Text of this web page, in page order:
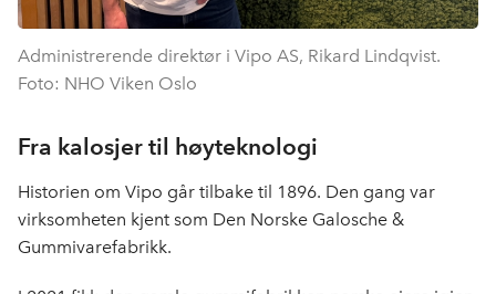
Administrerende direktør i Vipo AS, Rikard Lindqvist.
Foto: NHO Viken Oslo
Fra kalosjer til høyteknologi
Historien om Vipo går tilbake til 1896. Den gang var
virksomheten kjent som Den Norske Galosche &
Gummivarefabrikk.